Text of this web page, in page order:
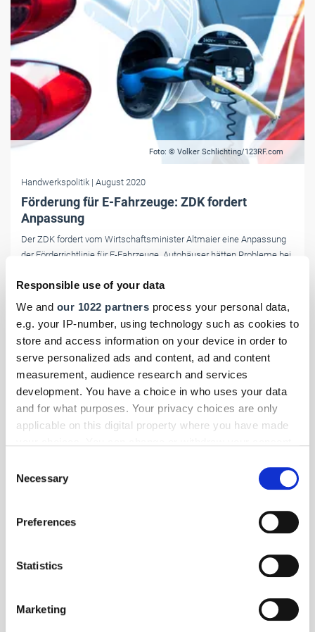
Responsible use of your data
We and our 1022 partners process your personal data,
e.g. your IP-number, using technology such as cookies to
store and access information on your device in order to
serve personalized ads and content, ad and content
measurement, audience research and services
development. You have a choice in who uses your data
and for what purposes. Your privacy choices are only
applicable on this digital property where you have made
the Privacy trigger icon.
Collect information about your geographical location
Identify your device by actively scanning it for
Find out more about how your personal data is processed
and set your preferences in the
Selection
Necessary
Preferences
Statistics
Marketing
Foto: © Volker Schlichting/123RF.com
Handwerkspolitik | August 2020
Förderung für E-Fahrzeuge: ZDK fordert
Anpassung
Der ZDK fordert vom Wirtschaftsminister Altmaier eine Anpassung
der Förderrichtlinie für E-Fahrzeuge. Autohäuser hätten Probleme bei
derzeit keine Förderung gewährt wird.
Honda Jazz: Das neue Mini-SUV schlägt ganz
andere Töne an